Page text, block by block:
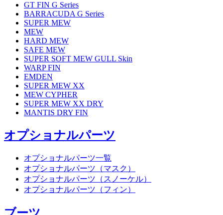
GT FIN G Series
BARRACUDA G Series
SUPER MEW
MEW
HARD MEW
SAFE MEW
SUPER SOFT MEW GULL Skin
WARP FIN
EMDEN
SUPER MEW XX
MEW CYPHER
SUPER MEW XX DRY
MANTIS DRY FIN
オプショナルパーツ
オプショナルパーツ一覧
オプショナルパーツ（マスク）
オプショナルパーツ（スノーケル）
オプショナルパーツ（フィン）